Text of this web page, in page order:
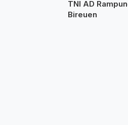
TNI AD
Bireuen